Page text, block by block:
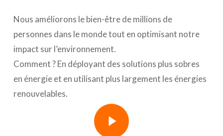
Nous améliorons le bien-être de millions de
personnes dans le monde tout en optimisant notre
impact sur l’environnement.
Comment ? En déployant des solutions plus sobres
en énergie et en utilisant plus largement les énergies
renouvelables.
Play Video
Play Video